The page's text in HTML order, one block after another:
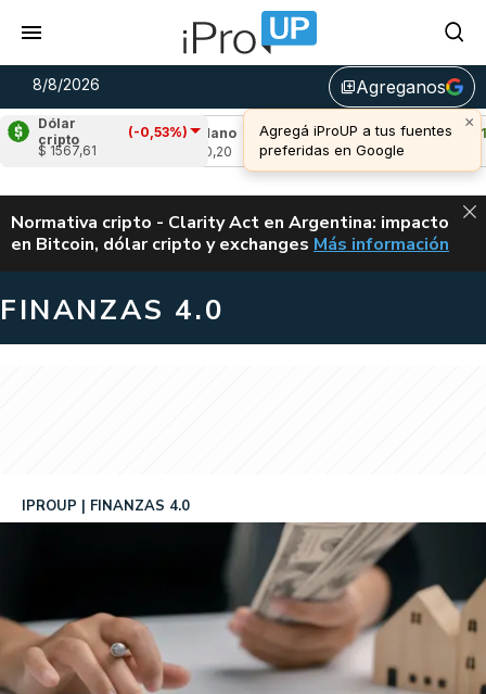
8/8/2026 library_addAgreganos
×
Agregá iProUP a tus fuentes
preferidas en Google
Dólar
cripto
(-0,53%)
$ 1567,61
Cardano
(-1,47%)
Avalanche
u$s 6,53
ALERTA
Normativa cripto - Clarity Act en Argentina: impacto
en Bitcoin, dólar cripto y exchanges CLARITY ACT EN
Más información
FINANZAS 4.0
IPROUP FINANZAS 4.0